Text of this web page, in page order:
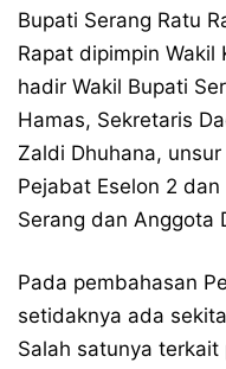
Bupati Serang Ratu
Rapat dipimpin Wakil
hadir Wakil Bupati
Hamas, Sekretaris
Zaldi Dhuhana,
Pejabat Eselon 2
Serang dan Anggota
Pada pembahasan
setidaknya ada
Salah satunya